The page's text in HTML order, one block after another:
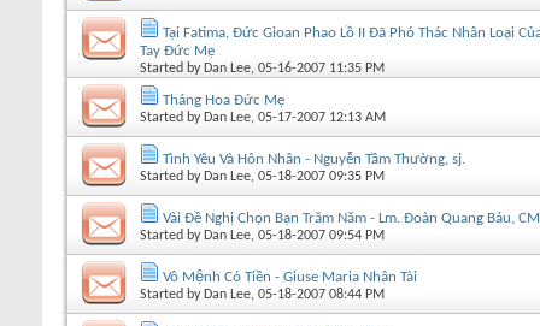
Tại Fatima, Đức Gioan Phao Lồ II Đã Phó Thác Nhân Loại
Tay Đức Mẹ
Started by Dan Lee, 05-16-2007 11:35 PM
Tháng Hoa Đức Mẹ
Started by Dan Lee, 05-17-2007 12:13 AM
Tình Yêu Và Hôn Nhân - Nguyễn Tầm Thường, sj.
Started by Dan Lee, 05-18-2007 09:35 PM
Vài Ðề Nghị Chọn Bạn Trăm Năm - Lm. Đoàn Quang Báu,
Started by Dan Lee, 05-18-2007 09:54 PM
Vô Mệnh Có Tiền - Giuse Maria Nhân Tài
Started by Dan Lee, 05-18-2007 08:44 PM